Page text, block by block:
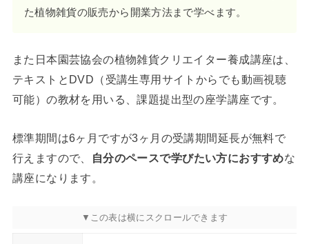
た植物雑貨の販売から開業方法まで学べます。
また日本園芸協会の植物雑貨クリエイター養成講座は、
テキストとDVD（受講生専用サイトからでも動画視聴
可能）の教材を用いる、課題提出型の座学講座です。
標準期間は6ヶ月ですが3ヶ月の受講期間延長が無料で
行えますので、
自分のペースで学びたい方におすすめな
講座になります。